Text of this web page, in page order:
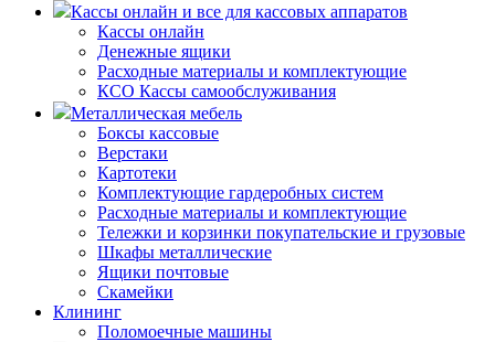
Кассы онлайн и все для кассовых аппаратов
Кассы онлайн
Денежные ящики
Расходные материалы и комплектующие
КСО Кассы самообслуживания
Металлическая мебель
Боксы кассовые
Верстаки
Картотеки
Комплектующие гардеробных систем
Расходные материалы и комплектующие
Тележки и корзинки покупательские и грузовые
Шкафы металлические
Ящики почтовые
Скамейки
Клининг
Поломоечные машины